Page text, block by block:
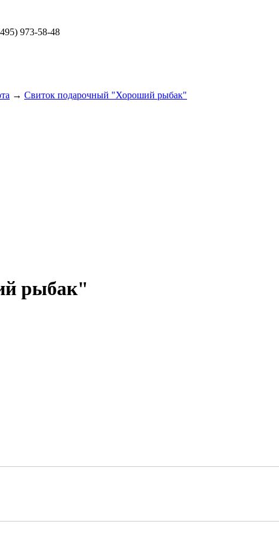
973-58-48
→ Свиток подарочный "Хороший рыбак"
рыбак"